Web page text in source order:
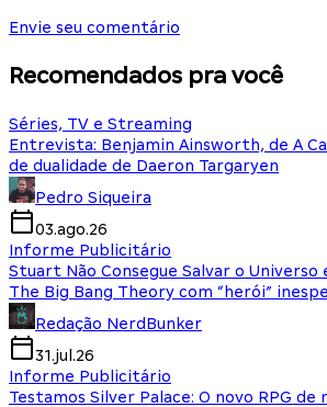
Envie seu comentário
Recomendados pra você
Séries, TV e Streaming
Entrevista: Benjamin Ainsworth, de A
de dualidade de Daeron Targaryen
Pedro Siqueira
03.ago.26
Informe Publicitário
Stuart Não Consegue Salvar o Universo
The Big Bang Theory com “herói”
Redação NerdBunker
31.jul.26
Informe Publicitário
Testamos Silver Palace: O novo RPG